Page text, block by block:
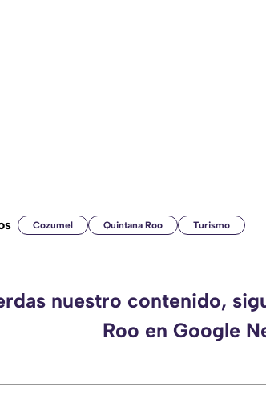
Cozumel Quintana Roo Turismo
nuestro contenido,
Roo en Google